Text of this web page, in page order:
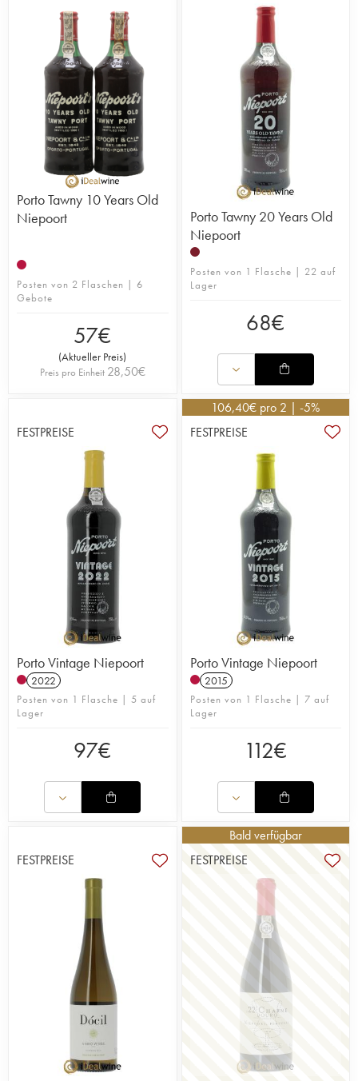
Porto Tawny 10 Years Old
Niepoort
Posten von 2 Flaschen | 6
Gebote
57€
(Aktueller Preis)
Preis pro Einheit 28,50€
Porto Tawny 20 Years Old
Niepoort
Posten von 1 Flasche | 22 auf
Lager
68€
FESTPREISE
Porto Vintage Niepoort
2022
Posten von 1 Flasche | 5 auf
Lager
97€
106,40€ pro 2 | -5%
FESTPREISE
Porto Vintage Niepoort
2015
Posten von 1 Flasche | 7 auf
Lager
112€
FESTPREISE
Bald verfügbar
FESTPREISE